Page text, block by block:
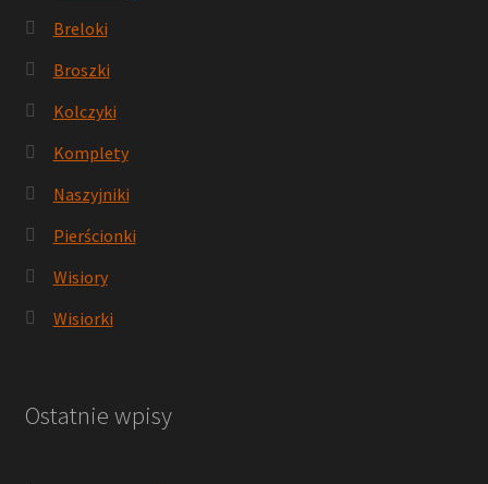
Breloki
Broszki
Kolczyki
Komplety
Naszyjniki
Pierścionki
Wisiory
Wisiorki
Ostatnie wpisy